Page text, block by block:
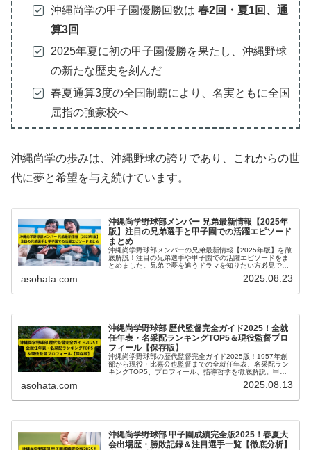
沖縄尚学の甲子園優勝回数は 春2回・夏1回、通
算3回
2025年夏に初の甲子園優勝を果たし、沖縄野球
の新たな歴史を刻んだ
春夏通算3度の全国制覇により、名実ともに全国
屈指の強豪校へ
沖縄尚学の歩みは、沖縄野球の誇りであり、これからの世
代に夢と希望を与え続けています。
沖縄尚学野球部メンバー 兄弟最新情報【2025年
版】注目の兄弟選手と甲子園での活躍エピソード
まとめ
沖縄尚学野球部メンバーの兄弟最新情報【2025年版】を徹
底解説！注目の兄弟選手や甲子園での活躍エピソードをま
とめました。兄弟で夢を追うドラマを知りたい方必見で
asohata.com 2025.08.23
沖縄尚学野球部 歴代監督完全ガイド2025！全就
任年表・名采配ランキングTOP5＆現役監督プロ
フィール【保存版】
沖縄尚学野球部の歴代監督完全ガイド2025版！1957年創
部から現役・比嘉公也監督までの全就任年表、名采配ラン
キングTOP5、プロフィール、指導哲学を徹底解説。甲子
asohata.com 2025.08.13
沖縄尚学野球部 甲子園成績完全版2025！春夏大
会出場歴・勝敗記録＆注目選手一覧【徹底分析】